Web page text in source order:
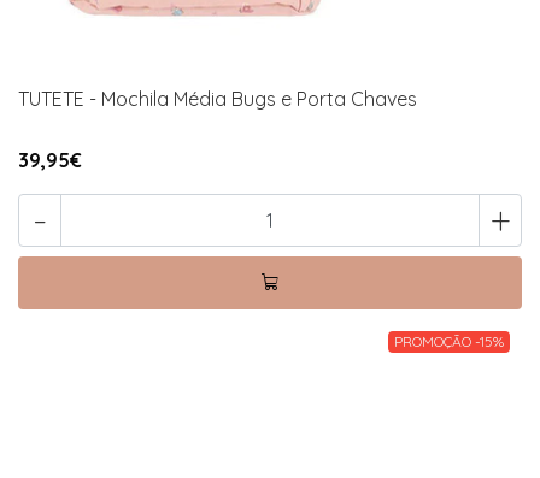
TUTETE - Mochila Média Bugs e Porta Chaves
39,95€
- +
PROMOÇÃO -15%